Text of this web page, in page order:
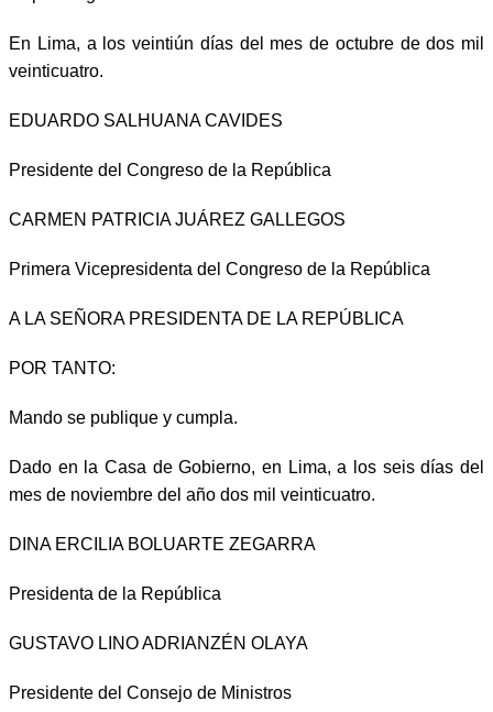
En Lima, a los veintiún días del mes de octubre de dos mil
veinticuatro.
EDUARDO SALHUANA CAVIDES
Presidente del Congreso de la República
CARMEN PATRICIA JUÁREZ GALLEGOS
Primera Vicepresidenta del Congreso de la República
A LA SEÑORA PRESIDENTA DE LA REPÚBLICA
POR TANTO:
Mando se publique y cumpla.
Dado en la Casa de Gobierno, en Lima, a los seis días del
mes de noviembre del año dos mil veinticuatro.
DINA ERCILIA BOLUARTE ZEGARRA
Presidenta de la República
GUSTAVO LINO ADRIANZÉN OLAYA
Presidente del Consejo de Ministros